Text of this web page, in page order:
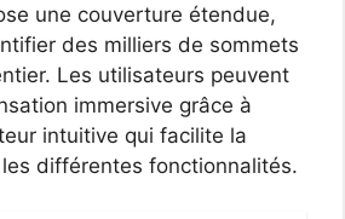
une couverture étendue,
des milliers de sommets
Les utilisateurs peuvent
immersive grâce à
intuitive qui facilite la
différentes fonctionnalités.